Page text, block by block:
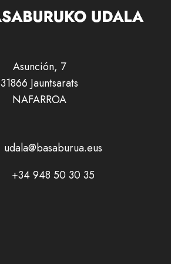
Asunción, 7
31866 Jauntsarats
NAFARROA
udala@basaburua.eus
+34 948 50 30 35